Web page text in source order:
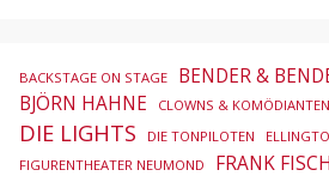
BACKSTAGE ON STAGE BENDER &
BJÖRN HAHNE CLOWNS & KOMÖDIANTEN
DIE LIGHTS DIE TONPILOTEN
FIGURENTHEATER NEUMOND
FRANK